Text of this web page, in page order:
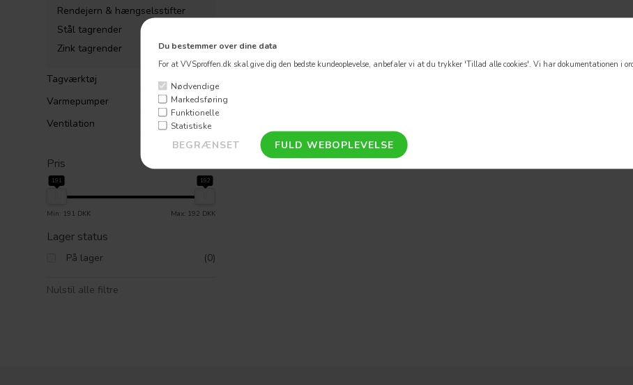
Du bestemmer over dine data
For at VVSproffen.dk skal give dig den bedste kundeoplevelse, anbefaler vi at du trykker 'Tillad alle cookies'. Vi har dokumentationen i
Nødvendige
Markedsføring
Funktionelle
Statistiske
Rendejern & hængselsstifter
Stål tagrender
Zink tagrender
Tagværktøj
Varmepumper
Ventilation
Pris
191 192
Min: 191 DKK Max: 192 DKK
Lager status
På lager (0)
Nulstil alle filtre